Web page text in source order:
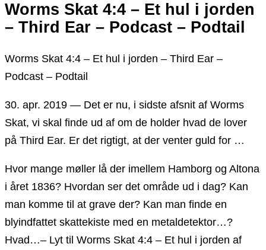
Worms Skat 4:4 – Et hul i jorden
– Third Ear – Podcast – Podtail
Worms Skat 4:4 – Et hul i jorden – Third Ear –
Podcast – Podtail
30. apr. 2019 — Det er nu, i sidste afsnit af Worms
Skat, vi skal finde ud af om de holder hvad de lover
på Third Ear. Er det rigtigt, at der venter guld for …
Hvor mange møller lå der imellem Hamborg og Altona
i året 1836? Hvordan ser det område ud i dag? Kan
man komme til at grave der? Kan man finde en
blyindfattet skattekiste med en metaldetektor…?
Hvad…– Lyt til Worms Skat 4:4 – Et hul i jorden af